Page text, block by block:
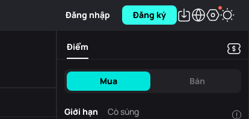
Đăng nhập Đăng ký
Điểm
Mua Bán
Giới hạn Cò súng !